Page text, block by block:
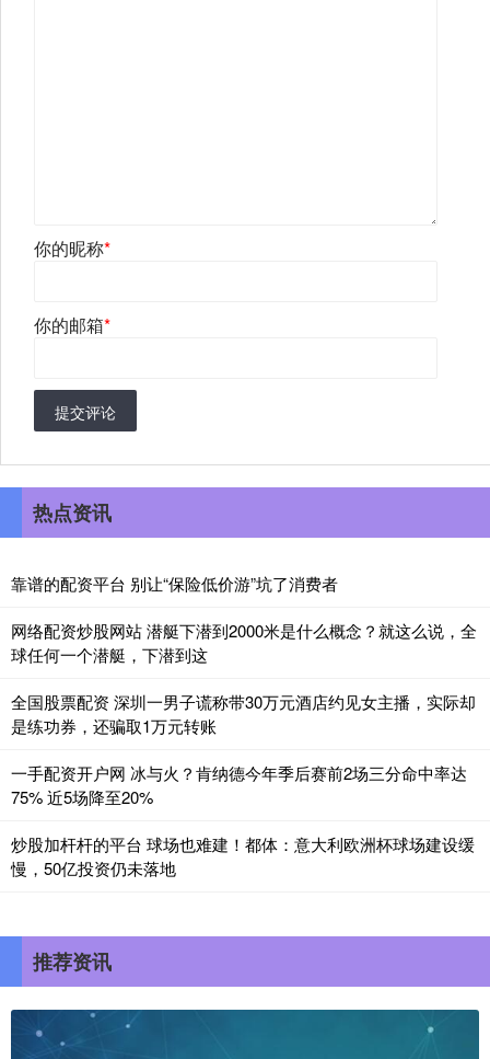
你的昵称*
你的邮箱*
提交评论
热点资讯
靠谱的配资平台 别让“保险低价游”坑了消费者
网络配资炒股网站 潜艇下潜到2000米是什么概念？就这么说，全
球任何一个潜艇，下潜到这
全国股票配资 深圳一男子谎称带30万元酒店约见女主播，实际却
是练功券，还骗取1万元转账
一手配资开户网 冰与火？肯纳德今年季后赛前2场三分命中率达
75% 近5场降至20%
炒股加杆杆的平台 球场也难建！都体：意大利欧洲杯球场建设缓
慢，50亿投资仍未落地
推荐资讯